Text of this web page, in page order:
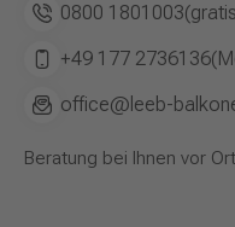
0800 1801003
+49 177 2736136
office@leeb-
Beratung bei Ihnen vor